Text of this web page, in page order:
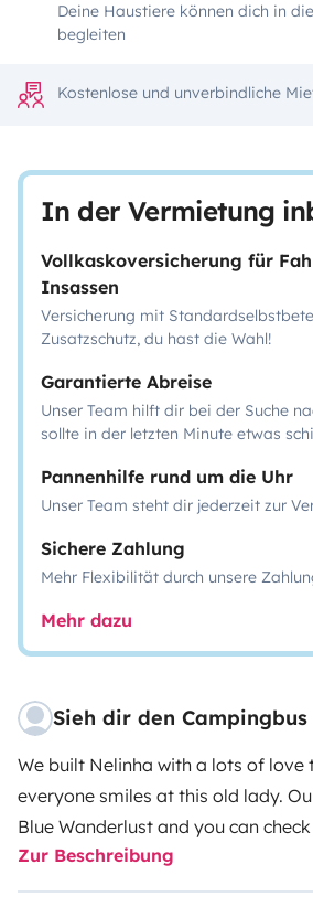
Deine Haustiere können dich in
begleiten
Kostenlose und unverbindliche
In der Vermietung
Vollkaskoversicherung für
Insassen
Versicherung mit
Zusatzschutz, du hast die Wahl!
Garantierte Abreise
Unser Team hilft dir bei der Suche
sollte in der letzten Minute etwas
Pannenhilfe rund um die Uhr
Unser Team steht dir jederzeit zur
Sichere Zahlung
Mehr Flexibilität durch unsere
Mehr dazu
Sieh dir den
We built Nelinha with a lots of love
everyone smiles at this old lady.
Blue Wanderlust and you can
the rest of the vans. You must over
have some experience driving a
Zur Beschreibung